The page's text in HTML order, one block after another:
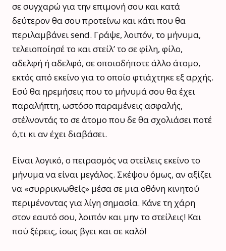
σε συγχαρώ για την επιμονή σου και κατά
δεύτερον θα σου προτείνω και κάτι που θα
περιλαμβάνει send. Γράψε, λοιπόν, το μήνυμα,
τελειοποίησέ το και στείλ’ το σε φίλη, φίλο,
αδελφή ή αδελφό, σε οποιοδήποτε άλλο άτομο,
εκτός από εκείνο για το οποίο φτιάχτηκε εξ αρχής.
Εσύ θα ηρεμήσεις που το μήνυμά σου θα έχει
παραλήπτη, ωστόσο παραμένεις ασφαλής,
στέλνοντάς το σε άτομο που δε θα σχολιάσει ποτέ
ό,τι κι αν έχει διαβάσει.
Είναι λογικό, ο πειρασμός να στείλεις εκείνο το
μήνυμα να είναι μεγάλος. Σκέψου όμως, αν αξίζει
να «συρρικνωθείς» μέσα σε μια οθόνη κινητού
περιμένοντας για λίγη σημασία. Κάνε τη χάρη
στον εαυτό σου, λοιπόν και μην το στείλεις! Και
πού ξέρεις, ίσως βγει και σε καλό!